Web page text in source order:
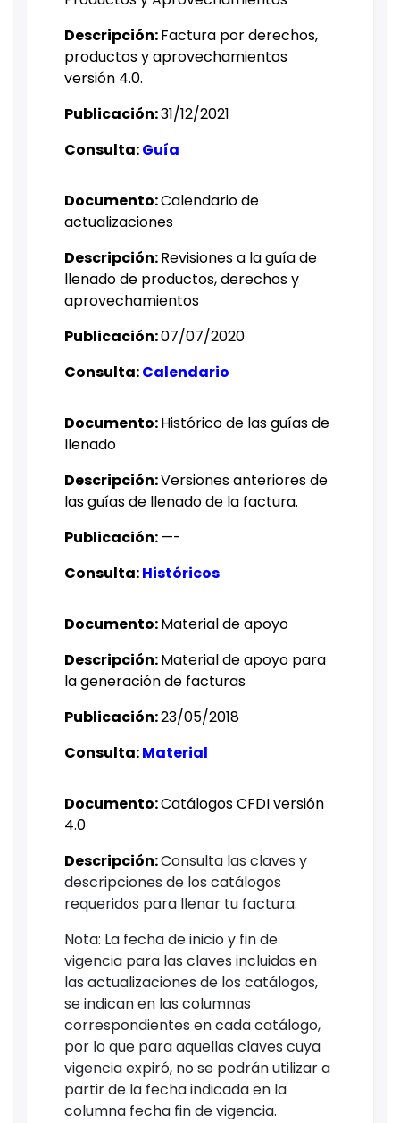
Descripción:Factura por derechos,
productos y aprovechamientos
versión 4.0.
Publicación:31/12/2021​
Consulta:Guía
Documento: ​Calendario de
actualizaciones
Descripción:Revisiones a la guía de
llenado​ de productos, derechos y
aprovechamientos
Publicación:07/07/2020​
Consulta:Calendario
Documento: ​Histórico de las guías de
llenado
Descripción:Versiones anteriores de
las guías de llenado de la factura.
Publicación:—-​
Consulta:Históricos
Documento:Material de apoyo
Descripción: ​Material de apoyo para
la generación de facturas
Publicación:23/05/2018
Consulta:Material
Documento:Catálogos CFDI versión
4.0
Descripción:Consulta las claves y
descripciones de los catálogos
requeridos para llenar tu factura.​
Nota: La fecha de inicio y fin de
vigencia para las claves incluidas en
las actualizaciones de los catálogos,
se indican en las columnas
correspondientes en cada catálogo,
por lo que para aquellas claves cuya
vigencia expiró, no se podrán utilizar a
partir de la fecha indicada en la
columna fecha fin de vigencia.